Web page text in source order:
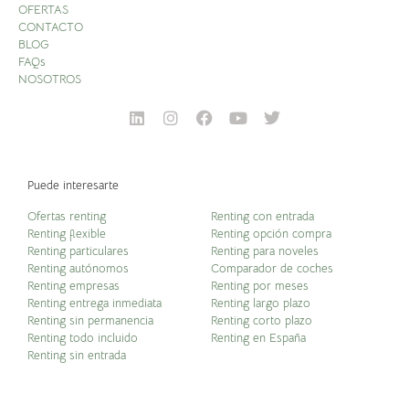
OFERTAS
CONTACTO
BLOG
FAQs
NOSOTROS
Puede interesarte
Ofertas renting
Renting flexible
Renting particulares
Renting autónomos
Renting empresas
Renting entrega inmediata
Renting sin permanencia
Renting todo incluido
Renting sin entrada
Renting con entrada
Renting opción compra
Renting para noveles
Comparador de coches
Renting por meses
Renting largo plazo
Renting corto plazo
Renting en España